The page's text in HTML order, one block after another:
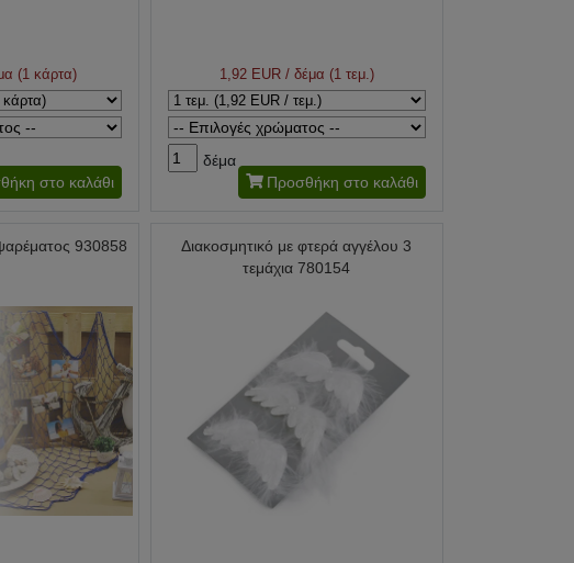
(1 κάρτα)
στο καλάθι
1,92 EUR/ δέμα (1 τεμ.)
δέμα
Προσθήκη στο καλάθι
930858
Διακοσμητικό με φτερά αγγέλου 3
τεμάχια 780154